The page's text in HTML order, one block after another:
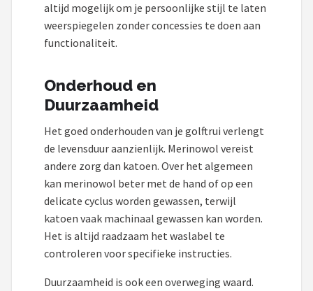
altijd mogelijk om je persoonlijke stijl te laten
weerspiegelen zonder concessies te doen aan
functionaliteit.
Onderhoud en
Duurzaamheid
Het goed onderhouden van je golftrui verlengt
de levensduur aanzienlijk. Merinowol vereist
andere zorg dan katoen. Over het algemeen
kan merinowol beter met de hand of op een
delicate cyclus worden gewassen, terwijl
katoen vaak machinaal gewassen kan worden.
Het is altijd raadzaam het waslabel te
controleren voor specifieke instructies.
Duurzaamheid is ook een overweging waard.